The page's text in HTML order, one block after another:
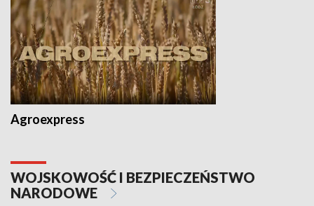
Agroexpress
WOJSKOWOŚĆ I BEZPIECZEŃSTWO
NARODOWE